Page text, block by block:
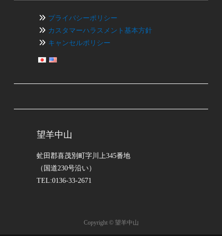
プライバシーポリシー
カスタマーハラスメント基本方針
キャンセルポリシー
望羊中山
虻田郡喜茂別町字川上345番地
（国道230号沿い）
TEL:0136-33-2671
Copyright © 望羊中山